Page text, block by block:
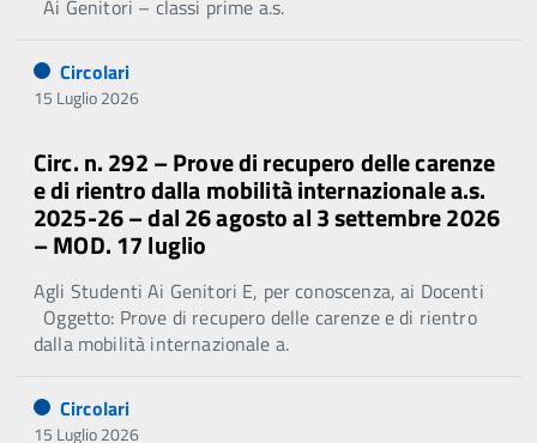
Ai Genitori – classi prime a.s.
Circolari
15 Luglio 2026
Circ. n. 292 – Prove di recupero delle carenze
e di rientro dalla mobilità internazionale a.s.
2025-26 – dal 26 agosto al 3 settembre 2026
– MOD. 17 luglio
Agli Studenti Ai Genitori E, per conoscenza, ai Docenti
Oggetto: Prove di recupero delle carenze e di rientro
dalla mobilità internazionale a.
Circolari
15 Luglio 2026